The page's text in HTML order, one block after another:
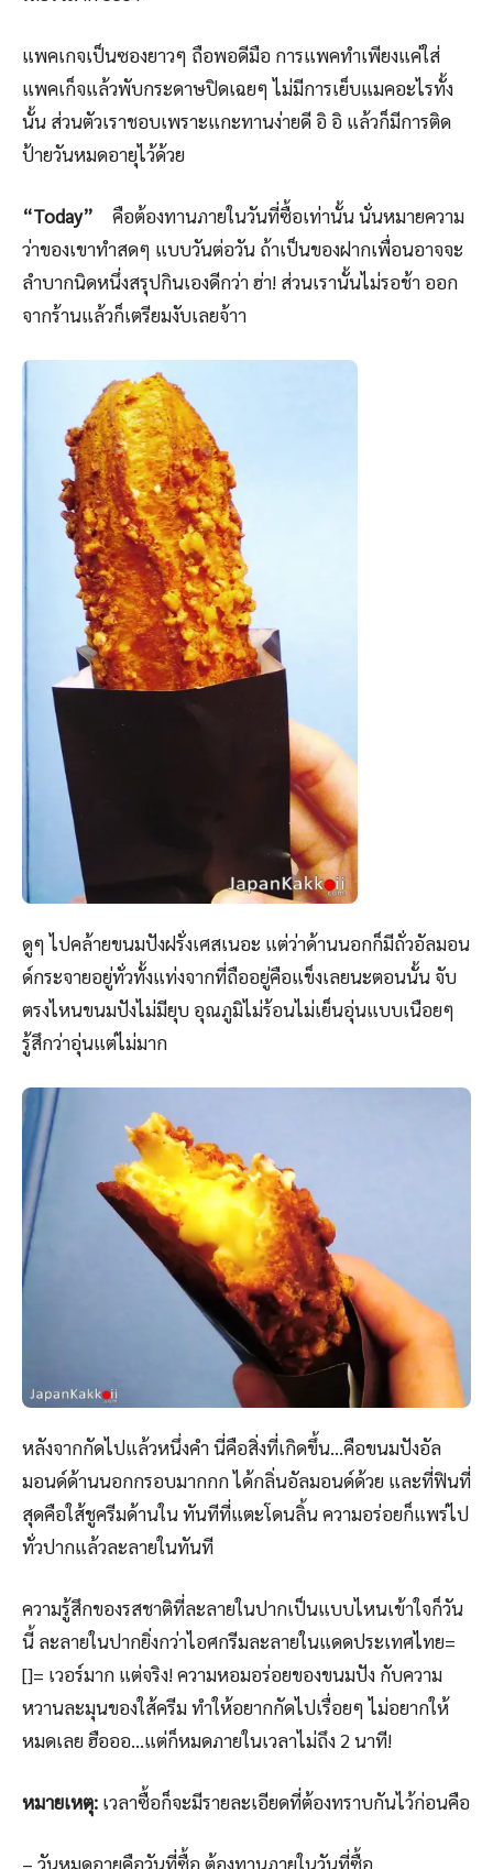
แพคเกจเป็นซองยาวๆ ถือพอดีมือ การแพคทำเพียงแค่ใส่
แพคเก็จแล้วพับกระดาษปิดเฉยๆ ไม่มีการเย็บแมคอะไรทั้ง
นั้น ส่วนตัวเราชอบเพราะแกะทานง่ายดี อิ อิ แล้วก็มีการติด
ป้ายวันหมดอายุไว้ด้วย
“Today” คือต้องทานภายในวันที่ซื้อเท่านั้น นั่นหมายความ
ว่าของเขาทำสดๆ แบบวันต่อวัน ถ้าเป็นของฝากเพื่อนอาจจะ
ลำบากนิดหนึ่งสรุปกินเองดีกว่า ฮ่า! ส่วนเรานั้นไม่รอช้า ออก
จากร้านแล้วก็เตรียมงับเลยจ้าา
ดูๆ ไปคล้ายขนมปังฝรั่งเศสเนอะ แต่ว่าด้านนอกก็มีถั่วอัลมอน
ด์กระจายอยู่ทั่วทั้งแท่งจากที่ถืออยู่คือแข็งเลยนะตอนนั้น จับ
ตรงไหนขนมปังไม่มียุบ อุณภูมิไม่ร้อนไม่เย็นอุ่นแบบเนือยๆ
รู้สึกว่าอุ่นแต่ไม่มาก
หลังจากกัดไปแล้วหนึ่งคำ นี่คือสิ่งที่เกิดขึ้น…คือขนมปังอัล
มอนด์ด้านนอกกรอบมากกก ได้กลิ่นอัลมอนด์ด้วย และที่ฟินที่
สุดคือใส้ชูครีมด้านใน ทันทีที่แตะโดนลิ้น ความอร่อยก็แพร่ไป
ทั่วปากแล้วละลายในทันที
ความรู้สึกของรสชาติที่ละลายในปากเป็นแบบไหนเข้าใจก็วัน
นี้ ละลายในปากยิ่งกว่าไอศกรีมละลายในแดดประเทศไทย=
[]= เวอร์มาก แต่จริง! ความหอมอร่อยของขนมปัง กับความ
หวานละมุนของใส้ครีม ทำให้อยากกัดไปเรื่อยๆ ไม่อยากให้
หมดเลย ฮือออ…แต่ก็หมดภายในเวลาไม่ถึง 2 นาที!
หมายเหตุ: เวลาซื้อก็จะมีรายละเอียดที่ต้องทราบกันไว้ก่อนคือ
– วันหมดอายุคือวันที่ซื้อ ต้องทานภายในวันที่ซื้อ